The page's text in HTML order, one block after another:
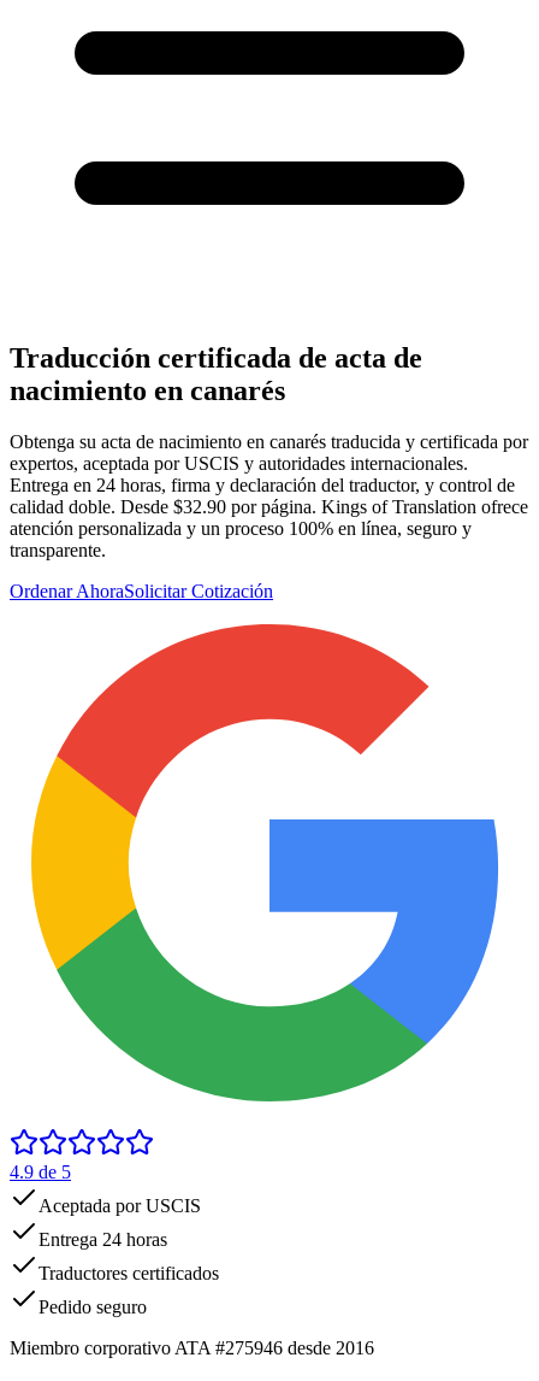
Traducción certificada de acta de
nacimiento en canarés
Obtenga su acta de nacimiento en canarés traducida y certificada por
expertos, aceptada por USCIS y autoridades internacionales.
Entrega en 24 horas, firma y declaración del traductor, y control de
calidad doble. Desde $32.90 por página. Kings of Translation ofrece
atención personalizada y un proceso 100% en línea, seguro y
transparente.
Ordenar AhoraSolicitar Cotización
4.9 de 5
Aceptada por USCIS
Entrega 24 horas
Traductores certificados
Pedido seguro
Miembro corporativo ATA #275946 desde 2016